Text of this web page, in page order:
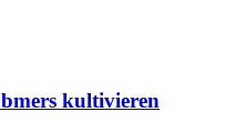
kultivieren